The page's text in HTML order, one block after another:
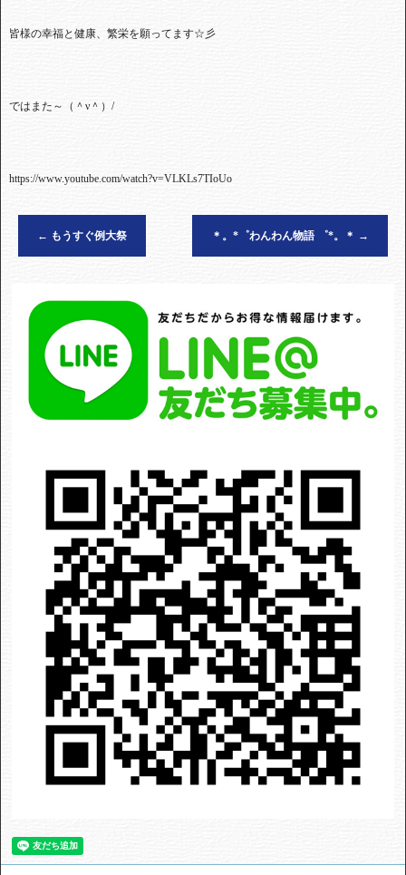
皆様の幸福と健康、繁栄を願ってます☆彡
ではまた～（＾ν＾） /
https://www.youtube.com/watch?v=VLKLs7TIoUo
← もうすぐ例大祭 ＊。*゜わんわん物語 ゜*。＊ →